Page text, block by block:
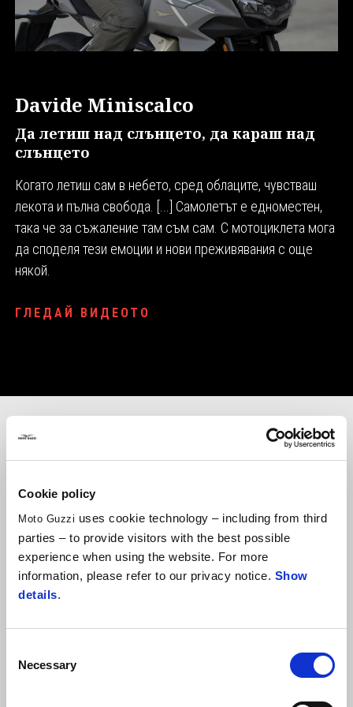
Cookie policy
Moto Guzzi uses cookie technology – including from third
parties – to provide visitors with the best possible
experience when using the website. For more
information, please refer to our privacy notice. Show
details.
Selection
Necessary
Davide Miniscalco
Да летиш над слънцето, да караш над
слънцето
Когато летиш сам в небето, сред облаците, чувстваш
лекота и пълна свобода. [...] Самолетът е едноместен,
така че за съжаление там съм сам. С мотоциклета мога
да споделя тези емоции и нови преживявания с още
някой.
ГЛЕДАЙ ВИДЕОТО